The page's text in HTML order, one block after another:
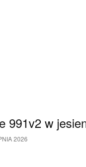
991v2 w
2026